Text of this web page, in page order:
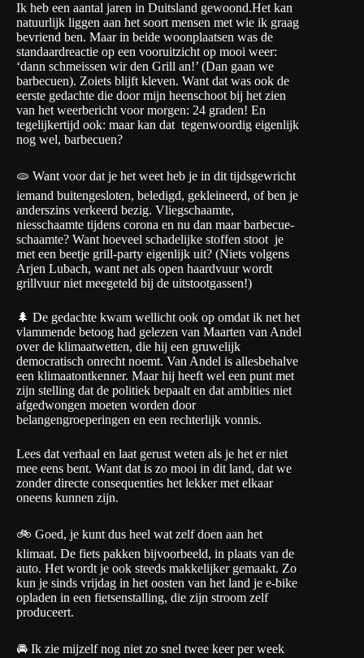
Ik heb een aantal jaren in Duitsland gewoond.Het kan
natuurlijk liggen aan het soort mensen met wie ik graag
bevriend ben. Maar in beide woonplaatsen was de
standaardreactie op een vooruitzicht op mooi weer:
‘dann schmeissen wir den Grill an!’ (Dan gaan we
barbecuen). Zoiets blijft kleven. Want dat was ook de
eerste gedachte die door mijn heenschoot bij het zien
van het weerbericht voor morgen: 24 graden! En
tegelijkertijd ook: maar kan dat tegenwoordig eigenlijk
nog wel, barbecuen?
🫓 Want voor dat je het weet heb je in dit tijdsgewricht
iemand buitengesloten, beledigd, gekleineerd, of ben je
anderszins verkeerd bezig. Vliegschaamte,
niesschaamte tijdens corona en nu dan maar barbecue-
schaamte? Want hoeveel schadelijke stoffen stoot je
met een beetje grill-party eigenlijk uit? (Niets volgens
Arjen Lubach, want net als open haardvuur wordt
grillvuur niet meegeteld bij de uitstootgassen!)
🌲 De gedachte kwam wellicht ook op omdat ik net het
vlammende betoog had gelezen van Maarten van Andel
over de klimaatwetten, die hij een gruwelijk
democratisch onrecht noemt. Van Andel is allesbehalve
een klimaatontkenner. Maar hij heeft wel een punt met
zijn stelling dat de politiek bepaalt en dat ambities niet
afgedwongen moeten worden door
belangengroeperingen en een rechterlijk vonnis.
Lees dat verhaal en laat gerust weten als je het er niet
mee eens bent. Want dat is zo mooi in dit land, dat we
zonder directe consequenties het lekker met elkaar
oneens kunnen zijn.
🚲 Goed, je kunt dus heel wat zelf doen aan het
klimaat. De fiets pakken bijvoorbeeld, in plaats van de
auto. Het wordt je ook steeds makkelijker gemaakt. Zo
kun je sinds vrijdag in het oosten van het land je e-bike
opladen in een fietsenstalling, die zijn stroom zelf
produceert.
🚘 Ik zie mijzelf nog niet zo snel twee keer per week